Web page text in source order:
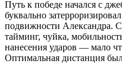
Путь к победе начался с
буквально
подвижности Александра.
тайминг, чуйка,
нанесения ударов — мало
Оптимальная дистанция